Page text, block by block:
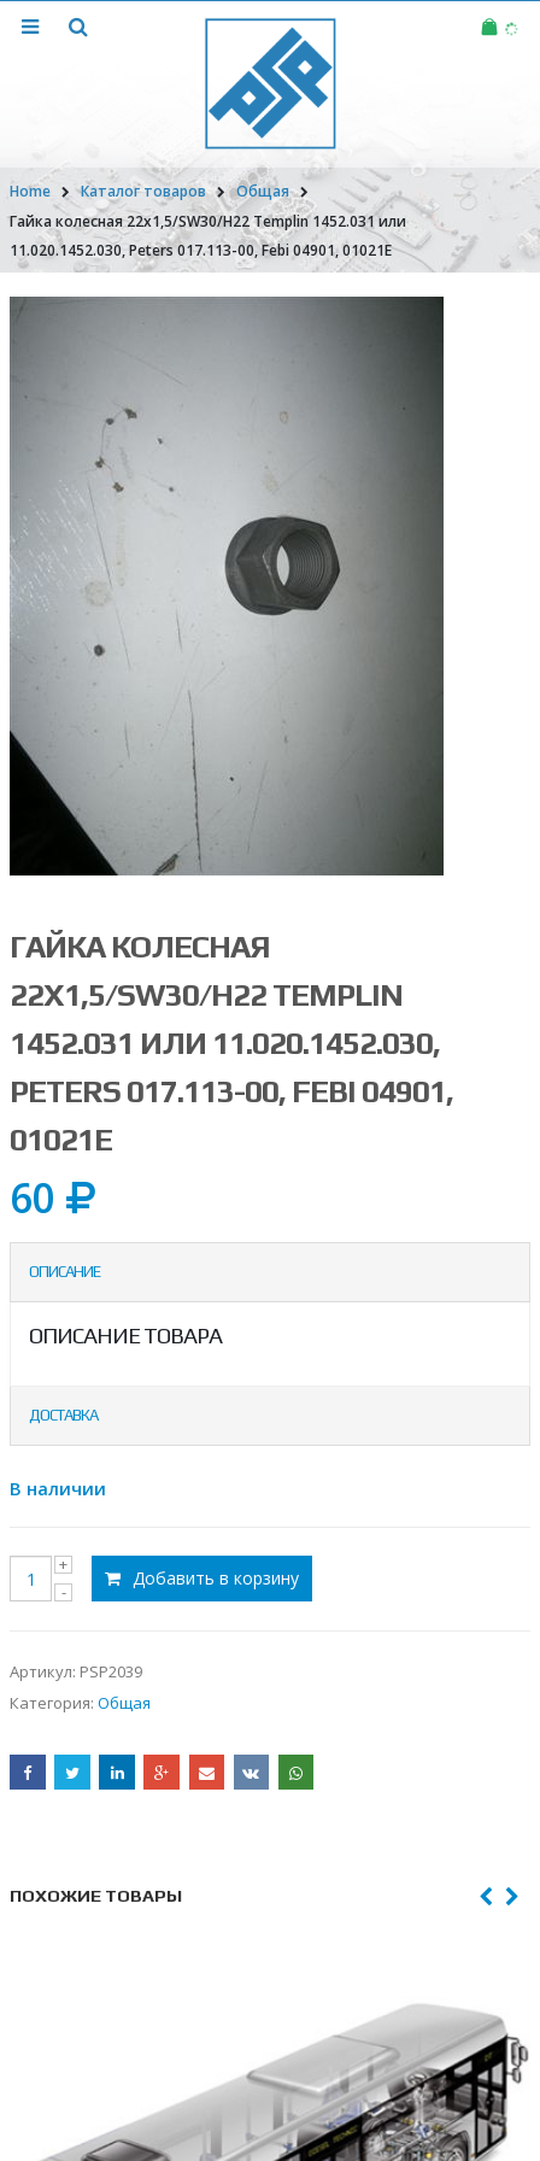
Home Каталог товаров
Общая
Гайка колесная 22х1,5/SW30/H22 Templin 1452.031 или
11.020.1452.030, Peters 017.113-00, Febi 04901, 01021E
ГАЙКА КОЛЕСНАЯ
22Х1,5/SW30/H22 TEMPLIN
1452.031 ИЛИ 11.020.1452.030,
PETERS 017.113-00, FEBI 04901,
01021E
60
ОПИСАНИЕ
ОПИСАНИЕ ТОВАРА
ДОСТАВКА
В наличии
Добавить в корзину
Артикул: PSP2039
Категория: Общая
ПОХОЖИЕ ТОВАРЫ